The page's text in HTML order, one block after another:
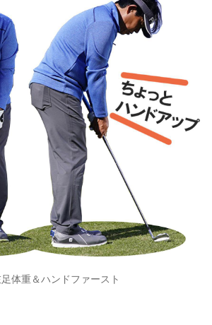
体重＆ハンドファースト